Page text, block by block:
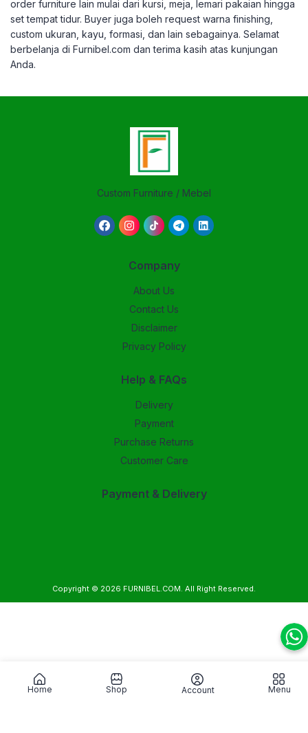
order furniture lain mulai dari kursi, meja, lemari pakaian hingga
set tempat tidur. Buyer juga boleh request warna finishing,
custom ukuran, kayu, formasi, dan lain sebagainya. Selamat
berbelanja di Furnibel.com dan terima kasih atas kunjungan
Anda.
Custom Furniture / Mebel
Company
About Us
Contact Us
Disclaimer
Privacy Policy
Help & FAQs
Delivery
Payment
Purchase Returns
Customer Care
Payment & Delivery
Copyright © 2026 FURNIBEL.COM. All Right Reserved.
Home Shop Account Menu